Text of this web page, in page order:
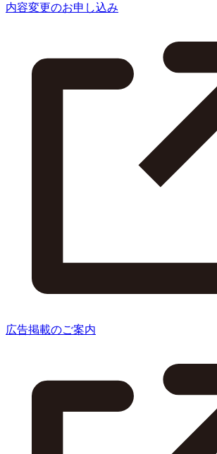
内容変更のお申し込み
広告掲載のご案内